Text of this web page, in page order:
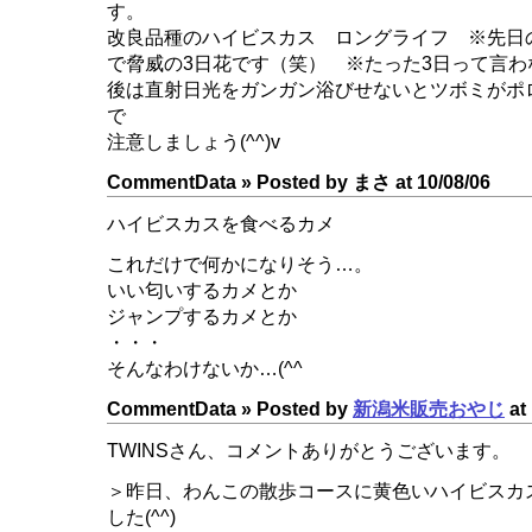
す。
改良品種のハイビスカス ロングライフ ※先日
で脅威の3日花です（笑） ※たった3日って言
後は直射日光をガンガン浴びせないとツボミが
で
注意しましょう(^^)v
CommentData » Posted by まさ at 10/08/06
ハイビスカスを食べるカメ
これだけで何かになりそう…。
いい匂いするカメとか
ジャンプするカメとか
・・・
そんなわけないか…(^^ゞ
CommentData » Posted by 新潟米販売おやじ at
TWINSさん、コメントありがとうございます。
＞昨日、わんこの散歩コースに黄色いハイビス
した(^^)